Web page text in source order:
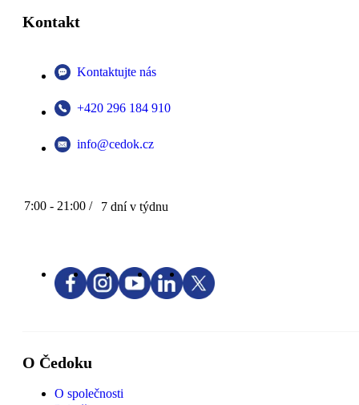
Kontakt
Kontaktujte nás
+420 296 184 910
info@cedok.cz
7:00 - 21:00 / 7 dní v týdnu
O Čedoku
O společnosti